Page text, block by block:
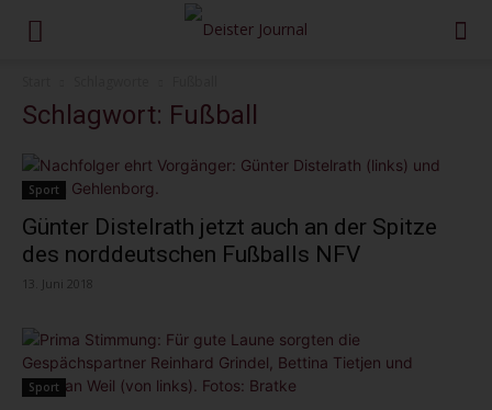
Schlagwort: Fußball
Sport
Günter Distelrath jetzt auch an der Spitze
des norddeutschen Fußballs NFV
13. Juni 2018
Sport